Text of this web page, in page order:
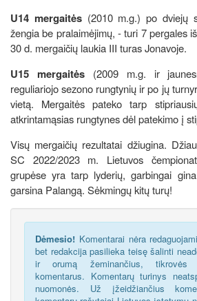
U14 mergaitės(2010 m.g.) po dviejų
žengia be pralaimėjimų, - turi 7 pergales
30 d. mergaičių laukia III turas Jonavoje.
U15 mergaitės(2009 m.g. ir
reguliariojo sezono rungtynių ir po jų
vietą. Mergaitės pateko tarp
atkrintamąsias rungtynes dėl patekimo į
Visų mergaičių rezultatai džiugina.
SC 2022/2023 m. Lietuvos
grupėse yra tarp lyderių, garbingai
garsina Palangą. Sėkmingų kitų turų!
Dėmesio! Komentarai nėra
bet redakcija pasilieka teisę šalinti
ir orumą žeminančius, tikrovės
komentarus. Komentarų turinys
nuomonės. Už įžeidžiančius